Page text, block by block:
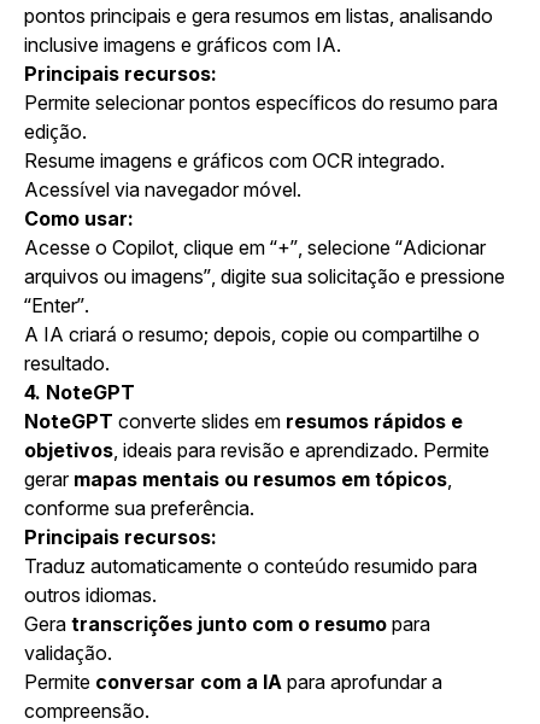
pontos principais e gera resumos em listas, analisando
inclusive imagens e gráficos com IA.
Principais recursos:
Permite selecionar pontos específicos do resumo para
edição.
Resume imagens e gráficos com OCR integrado.
Acessível via navegador móvel.
Como usar:
Acesse o Copilot, clique em “+”, selecione “Adicionar
arquivos ou imagens”, digite sua solicitação e pressione
“Enter”.
A IA criará o resumo; depois, copie ou compartilhe o
resultado.
4. NoteGPT
NoteGPT converte slides em resumos rápidos e
objetivos , ideais para revisão e aprendizado. Permite
gerar mapas mentais ou resumos em tópicos
conforme sua preferência.
Principais recursos:
Traduz automaticamente o conteúdo resumido para
outros idiomas.
Gera transcrições junto com o resumo para
validação.
Permite conversar com a IA para aprofundar a
compreensão.